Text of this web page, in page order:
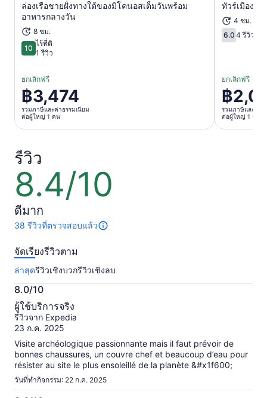
ล่องเรือชายฝั่งทางใต้ของมิโคนอสเต็มวันพร้อม
อาหารกลางวัน
8 ชม.
1010 จาก 10
ไร้ที่ติ
1 รีวิว
ยกเลิกฟรี
ราคา
อยู่
ต่อ
ผู้ใหญ่
1
คน
฿3,474
รวมภาษีและค่าธรรมเนียม
ต่อผู้ใหญ่ 1 คน
เปิดในแท็บใหม่ ทัวร์เมืองมิ
4 ชม.
6.06.0 จาก 10
4 รีวิวจาก
ยกเลิกฟรี
ราคา
อยู่
฿
รวมภาษีและค่าธ
ต่อผู้ใหญ่ 1 คน
รีวิว
8.4/10
8.4
จาก
10
ดีมาก
38 รีวิวที่ตรวจสอบแล้ว
มี
รีวิว
กับ
กิจกรรม
นี้
ข้อมูล
เพิ่ม
เติม
กับ
รีวิว
ที่
ได้
รับ
จัดเรียงรีวิวตาม
ล่าสุดรีวิวเชิงบวกรีวิวเชิงลบ
8.0/10
8.0
จาก
10
ผู้ใช้บริการจริง
รีวิวจาก Expedia
23 ก.ค. 2025
Visite archéologique passionnante mais il faut prévoir de
bonnes chaussures, un couvre chef et beaucoup d’eau pour
résister au site le plus ensoleillé de la planète &#x1f600;
วันที่ทำกิจกรรม: 22 ก.ค. 2025